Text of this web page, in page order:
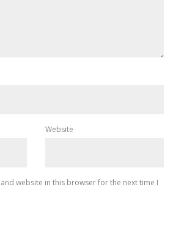
Website
and website in this browser for the next time I